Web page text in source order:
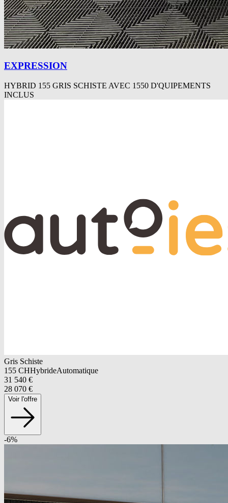
EXPRESSION
HYBRID 155 GRIS SCHISTE AVEC 1550 D'QUIPEMENTS
INCLUS
Gris Schiste
155 CHHybrideAutomatique
31 540 €
28 070 €
Voir l'offre
-6%